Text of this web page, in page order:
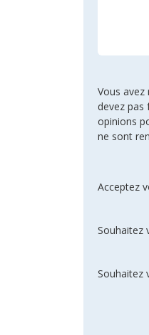
Vous
devez
opinions
ne sont
Acceptez
Souhaitez
Souhaitez